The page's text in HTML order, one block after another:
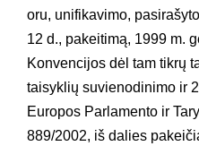
oru, unifikavimo,
12 d., pakeitimą, 1999 m.
Konvencijos dėl tam tikrų
taisyklių suvienodinimo ir
Europos Parlamento ir
889/2002, iš dalies